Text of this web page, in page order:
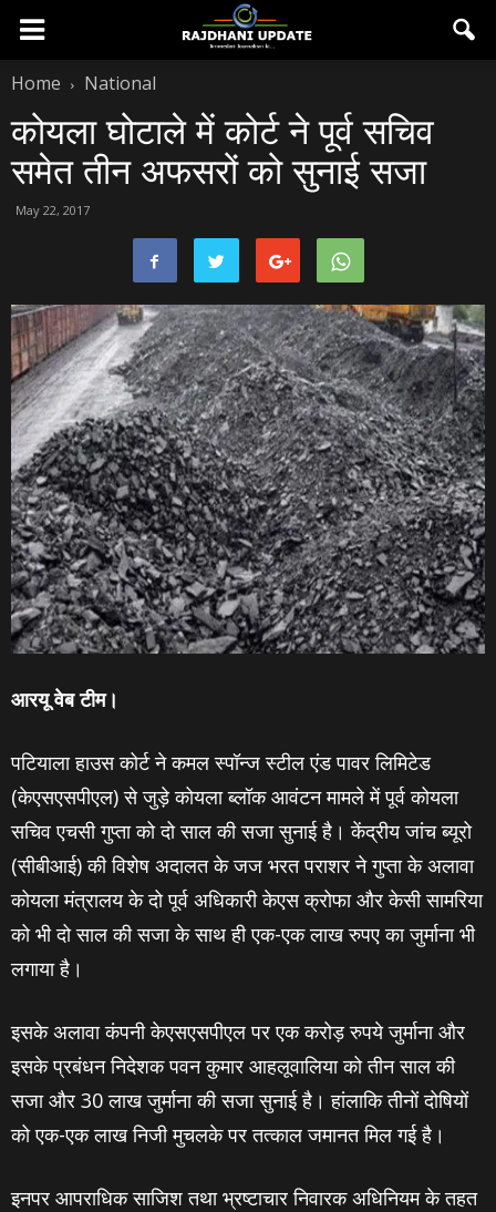
Home National
कोयला घोटाले में कोर्ट ने पूर्व सचिव
समेत तीन अफसरों को सुनाई सजा
May 22, 2017
आरयू वेब टीम।
पटियाला हाउस कोर्ट ने कमल स्पॉन्ज स्टील एंड पावर लिमिटेड
(केएसएसपीएल) से जुड़े कोयला ब्लॉक आवंटन मामले में पूर्व कोयला
सचिव एचसी गुप्ता को दो साल की सजा सुनाई है। केंद्रीय जांच ब्यूरो
(सीबीआई) की विशेष अदालत के जज भरत पराशर ने गुप्ता के अलावा
कोयला मंत्रालय के दो पूर्व अधिकारी केएस क्रोफा और केसी सामरिया
को भी दो साल की सजा के साथ ही एक-एक लाख रुपए का जुर्माना भी
लगाया है।
इसके अलावा कंपनी केएसएसपीएल पर एक करोड़ रुपये जुर्माना और
इसके प्रबंधन निदेशक पवन कुमार आहलूवालिया को तीन साल की
सजा और 30 लाख जुर्माना की सजा सुनाई है। हांलाकि तीनों दोषियों
को एक-एक लाख निजी मुचलके पर तत्‍काल जमानत मिल गई है।
इनपर आपराधिक साजिश तथा भ्रष्टाचार निवारक अधिनियम के तहत